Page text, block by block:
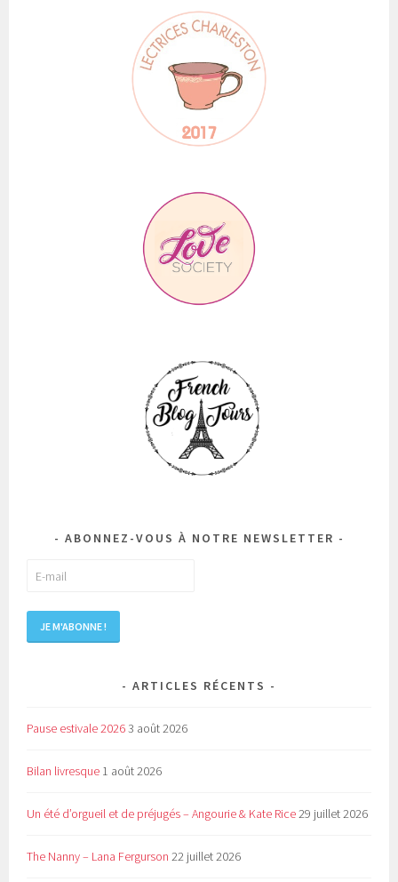
ABONNEZ-VOUS À NOTRE NEWSLETTER
ARTICLES RÉCENTS
Pause estivale 20263 août 2026
Bilan livresque 1 août 2026
Un été d’orgueil et de préjugés – Angourie & Kate Rice29 juillet 2026
The Nanny – Lana Fergurson 22 juillet 2026